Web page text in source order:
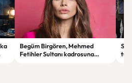
Begüm Birgören, Mehmed
Fetihler Sultanı kadrosuna